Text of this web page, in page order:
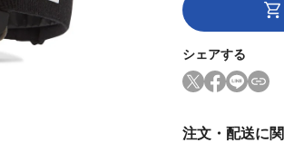
シェアする
注文・配送に